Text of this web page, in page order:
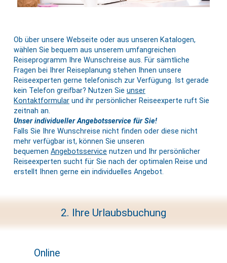
Ob über unsere Webseite oder aus unseren Katalogen,
wählen Sie bequem aus unserem umfangreichen
Reiseprogramm Ihre Wunschreise aus. Für sämtliche
Fragen bei Ihrer Reiseplanung stehen Ihnen unsere
Reiseexperten gerne telefonisch zur Verfügung. Ist gerade
kein Telefon greifbar? Nutzen Sie unser
Kontaktformular und ihr persönlicher Reiseexperte ruft Sie
zeitnah an.
Unser individueller Angebotsservice für Sie!
Falls Sie Ihre Wunschreise nicht finden oder diese nicht
mehr verfügbar ist, können Sie unseren
bequemen Angebotsservice nutzen und Ihr persönlicher
Reiseexperten sucht für Sie nach der optimalen Reise und
erstellt Ihnen gerne ein individuelles Angebot.
2. Ihre Urlaubsbuchung
Online